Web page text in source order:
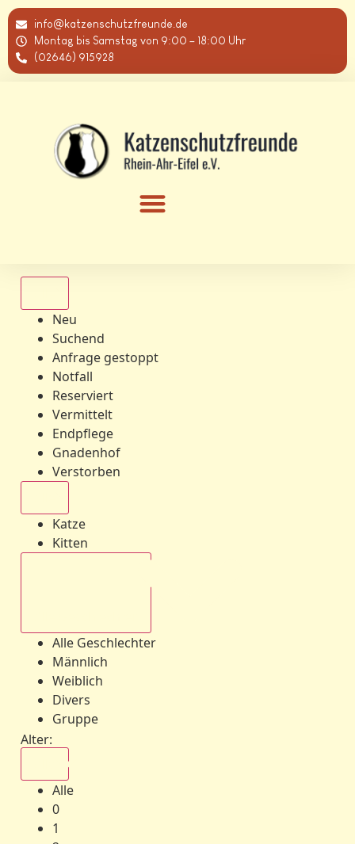
info@katzenschutzfreunde.de
Montag bis Samstag von 9:00 – 18:00 Uhr
(02646) 915928
Neu
Suchend
Anfrage gestoppt
Notfall
Reserviert
Vermittelt
Endpflege
Gnadenhof
Verstorben
Katze
Kitten
Alle Geschlechter
Männlich
Weiblich
Divers
Gruppe
Alter:
Alle
0
1